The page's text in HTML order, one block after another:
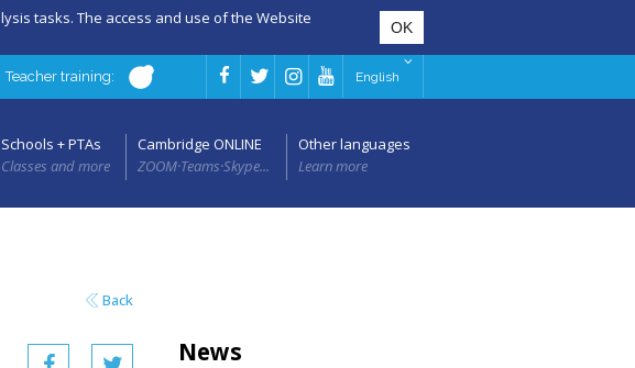
tasks. The access and use of the Website
Teacher training: English
Schools + PTAs
Classes and more
Cambridge ONLINE
ZOOM·Teams·Skype...
Other languages
Learn more
Back
News